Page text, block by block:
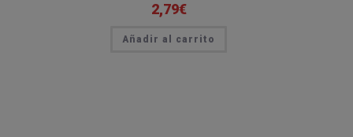
2,79€
Añadir al carrito